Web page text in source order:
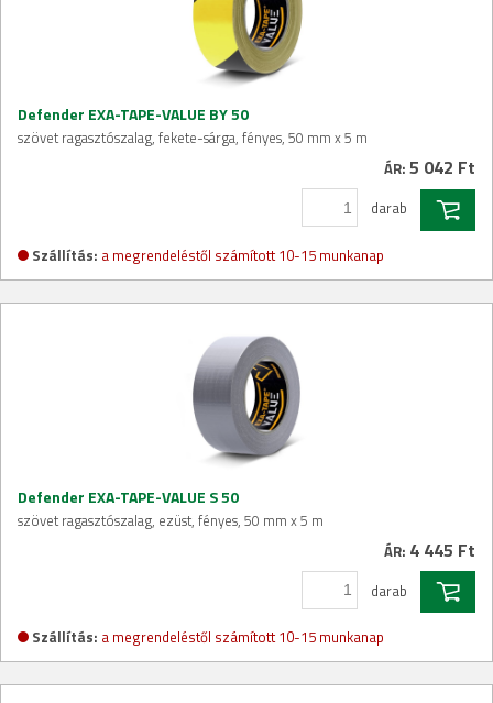
Defender EXA-TAPE-VALUE BY 50
szövet ragasztószalag, fekete-sárga, fényes, 50 mm x 5 m
ÁR: 5 042 Ft
darab
Szállítás: a megrendeléstől számított 10-15 munkanap
Defender EXA-TAPE-VALUE S 50
szövet ragasztószalag, ezüst, fényes, 50 mm x 5 m
ÁR: 4 445 Ft
darab
Szállítás: a megrendeléstől számított 10-15 munkanap